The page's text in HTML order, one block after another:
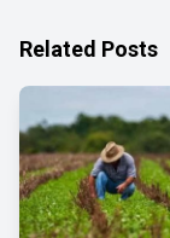
Related Posts